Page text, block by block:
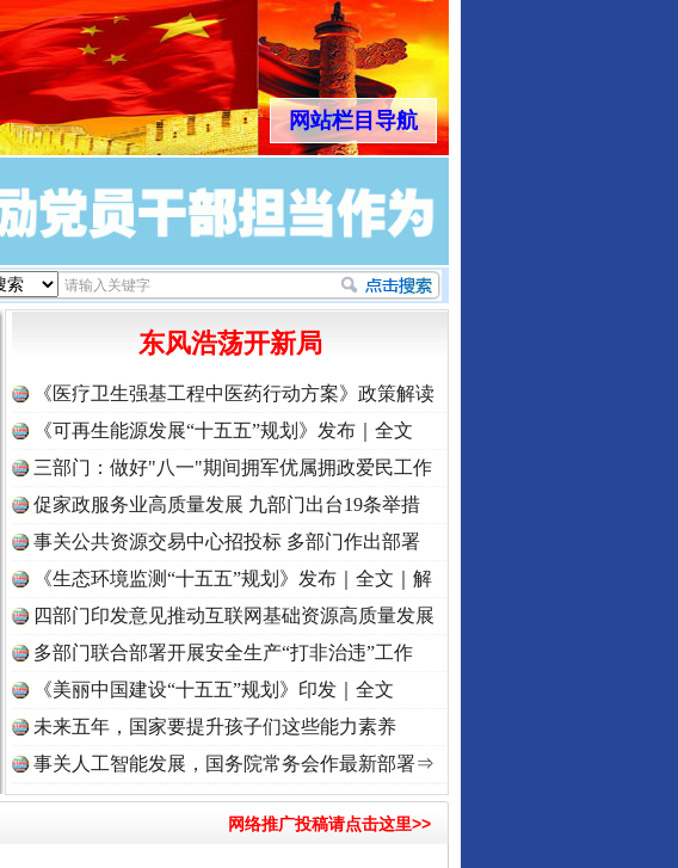
网站栏目导航
牢记初心使命 奋进复兴征程丨红船起航处 潮起..·[视频]一首歌的时间，读懂乐至的“诗与远方”
东风浩荡开新局
《医疗卫生强基工程中医药行动方案》政策解读
《可再生能源发展“十五五”规划》发布｜全文
三部门：做好"八一"期间拥军优属拥政爱民工作
促家政服务业高质量发展 九部门出台19条举措
事关公共资源交易中心招投标 多部门作出部署
《生态环境监测“十五五”规划》发布｜全文｜解
读
四部门印发意见推动互联网基础资源高质量发展
多部门联合部署开展安全生产“打非治违”工作
《美丽中国建设“十五五”规划》印发｜全文
未来五年，国家要提升孩子们这些能力素养
事关人工智能发展，国务院常务会作最新部署⇒
网络推广投稿请点击这里>>
行业协会接连发公告
让核能赋能千行百业